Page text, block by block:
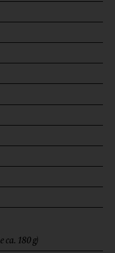
ca. 180 g)